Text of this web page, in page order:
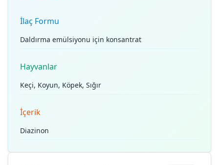
İlaç Formu
Daldırma emülsiyonu için konsantrat
Hayvanlar
Keçi, Koyun, Köpek, Sığır
İçerik
Diazinon